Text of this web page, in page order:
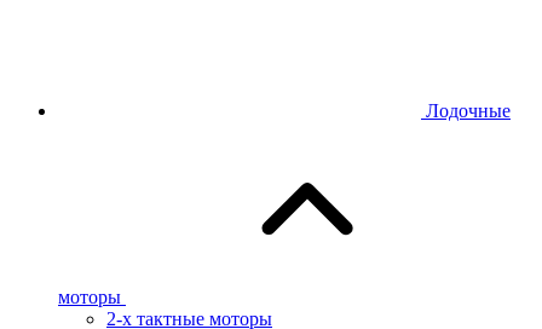
Лодочные
моторы
2-х тактные моторы